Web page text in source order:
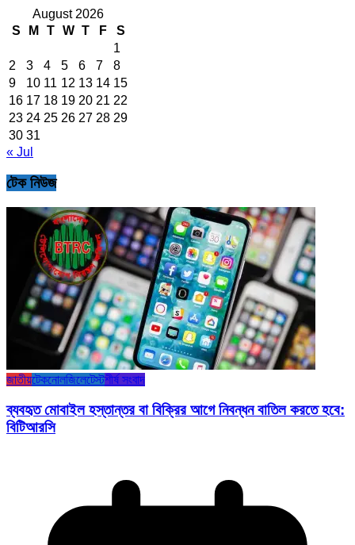
August 2026
S
M T W T F
S
1
2
3 4 5 6 7
8
9
10 11 12 13 14 15
16 17 18 19 20 21 22
23 24 25 26 27 28 29
30 31
« Jul
টেক নিউজ
জাতীয়টেকনোলজিলেটেস্টশীর্ষ সংবাদ
ব্যবহৃত মোবাইল হস্তান্তর বা বিক্রির আগে নিবন্ধন বাতিল করতে হবে:
বিটিআরসি